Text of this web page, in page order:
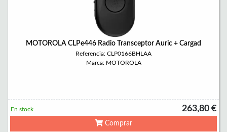
MOTOROLA CLPe446 Radio Transceptor Auric + Cargad
Referencia: CLP0166BHLAA
Marca: MOTOROLA
263,80 €
En stock
Comprar